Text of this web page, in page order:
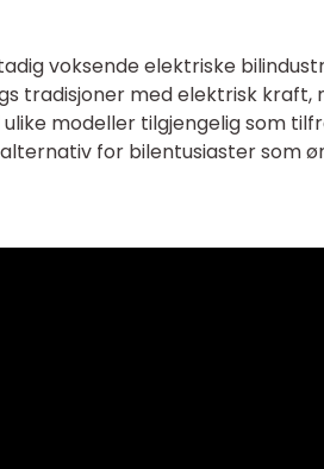
voksende elektriske
tradisjoner med elektrisk kraft,
modeller tilgjengelig som
for bilentusiaster som